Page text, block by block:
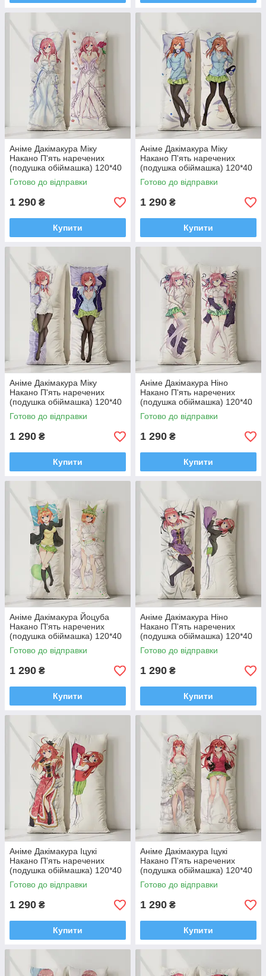
Аніме Дакімакура Міку
Накано П'ять наречених
(подушка обіймашка) 120*40
см
Готово до відправки
1 290 ₴
Купити
Аніме Дакімакура Міку
Накано П'ять наречених
(подушка обіймашка) 120*40
см
Готово до відправки
1 290 ₴
Купити
Аніме Дакімакура Міку
Накано П'ять наречених
(подушка обіймашка) 120*40
см
Готово до відправки
1 290 ₴
Купити
Аніме Дакімакура Ніно
Накано П'ять наречених
(подушка обіймашка) 120*40
см
Готово до відправки
1 290 ₴
Купити
Аніме Дакімакура Йоцуба
Накано П'ять наречених
(подушка обіймашка) 120*40
см
Готово до відправки
1 290 ₴
Купити
Аніме Дакімакура Ніно
Накано П'ять наречених
(подушка обіймашка) 120*40
см
Готово до відправки
1 290 ₴
Купити
Аніме Дакімакура Іцукі
Накано П'ять наречених
(подушка обіймашка) 120*40
см
Готово до відправки
1 290 ₴
Купити
Аніме Дакімакура Іцукі
Накано П'ять наречених
(подушка обіймашка) 120*40
см
Готово до відправки
1 290 ₴
Купити